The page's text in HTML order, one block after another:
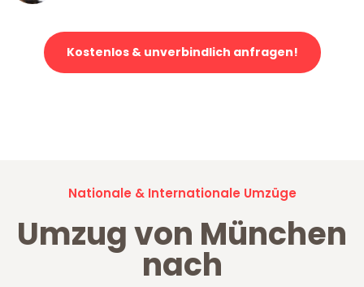
Kostenlos & unverbindlich anfragen!
Nationale & Internationale Umzüge
Umzug von München
nach